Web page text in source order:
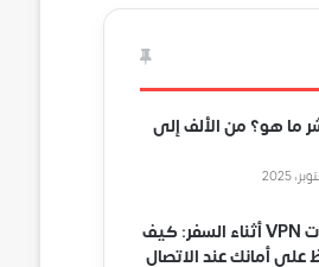
ما هو؟ من الألف إلى
شبكات VPN أثناء السفر: كيف
على أمانك عند الاتصال